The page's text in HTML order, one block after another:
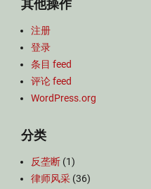
其他操作
注册
登录
条目 feed
评论 feed
WordPress.org
分类
反垄断 (1)
律师风采 (36)